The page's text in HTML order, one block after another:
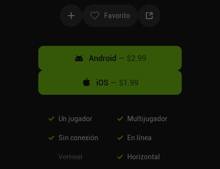
Favorito
Android — $2.99
iOS — $1.99
Un jugador Multijugador
Sin conexión En línea
Vertical Horizontal